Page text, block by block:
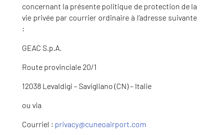
concernant la présente politique de protection de la
vie privée par courrier ordinaire à l’adresse suivante
:
GEAC S.p.A.
Route provinciale 20/1
12038 Levaldigi – Savigliano (CN) – Italie
ou via
Courriel : privacy@cuneoairport.com